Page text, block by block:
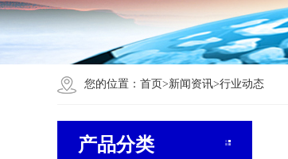
您的位置： 首页>新闻资讯>行业动态
产品分类